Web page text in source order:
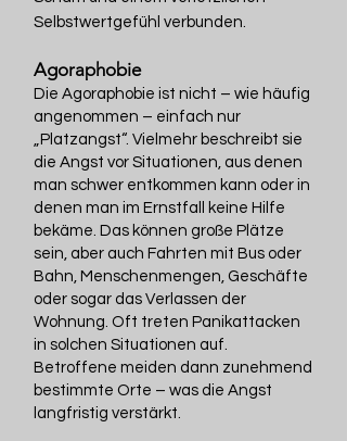
Selbstwertgefühl verbunden.
Agoraphobie
Die Agoraphobie ist nicht – wie häufig
angenommen – einfach nur
„Platzangst“. Vielmehr beschreibt sie
die Angst vor Situationen, aus denen
man schwer entkommen kann oder in
denen man im Ernstfall keine Hilfe
bekäme. Das können große Plätze
sein, aber auch Fahrten mit Bus oder
Bahn, Menschenmengen, Geschäfte
oder sogar das Verlassen der
Wohnung. Oft treten Panikattacken
in solchen Situationen auf.
Betroffene meiden dann zunehmend
bestimmte Orte – was die Angst
langfristig verstärkt.